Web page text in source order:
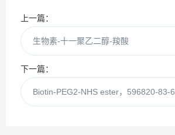
上一篇：
生物素-十一聚乙二醇-羧酸
下一篇：
Biotin-PEG2-NHS ester，596820-83-6